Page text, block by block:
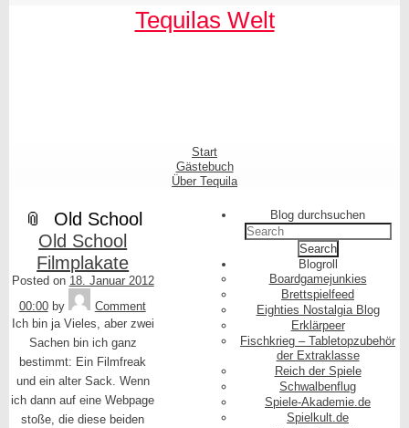
to
content
to
SEARCH-
to
LINKS-
to
CATEGORIES-
to
ARCHIVES-
to
META-
to
FACEBOOK-
to
TEXT-
to
AKISMET_WIDGET-
to
TAG_CLOUD-
Tequilas Welt
Shrunk
Expand
Start
Gästebuch
Über Tequila
Old School
Old School
Filmplakate
Posted on 18. Januar 2012
00:00 by
Comment
Ich bin ja Vieles, aber zwei
Sachen bin ich ganz
bestimmt: Ein Filmfreak
und ein alter Sack. Wenn
ich dann auf eine Webpage
stoße, die diese beiden
Blog durchsuchen
Search
for:
Blogroll
Boardgamejunkies
Brettspielfeed
Eighties Nostalgia Blog
Erklärpeer
Fischkrieg – Tabletopzubehör
der Extraklasse
Reich der Spiele
Schwalbenflug
Spiele-Akademie.de
Spielkult.de